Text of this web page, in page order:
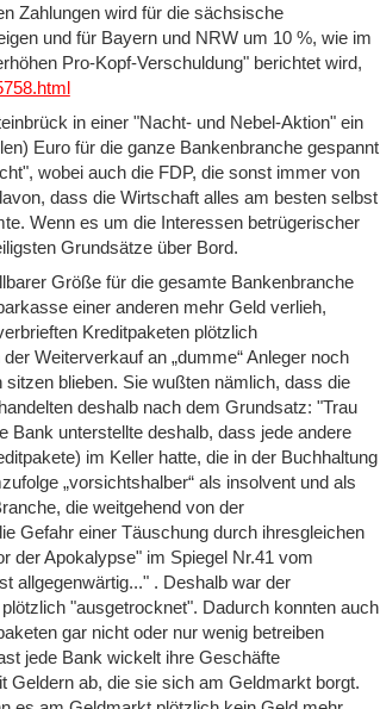
Zahlungen wird für die sächsische
und für Bayern und NRW um 10 %, wie im
Pro-Kopf-Verschuldung" berichtet wird,
in einer "Nacht- und Nebel-Aktion" ein
Euro für die ganze Bankenbranche gespannt
wobei auch die FDP, die sonst immer von
dass die Wirtschaft alles am besten selbst
Wenn es um die Interessen betrügerischer
Grundsätze über Bord.
Größe für die gesamte Bankenbranche
einer anderen mehr Geld verlieh,
Kreditpaketen plötzlich
Weiterverkauf an „dumme“ Anleger noch
blieben. Sie wußten nämlich, dass die
deshalb nach dem Grundsatz: "Trau
Bank unterstellte deshalb, dass jede andere
im Keller hatte, die in der Buchhaltung
„vorsichtshalber“ als insolvent und als
die weitgehend von der
Gefahr einer Täuschung durch ihresgleichen
der Apokalypse" im Spiegel Nr.41 vom
allgegenwärtig..." . Deshalb war der
"ausgetrocknet". Dadurch konnten auch
gar nicht oder nur wenig betreiben
jede Bank wickelt ihre Geschäfte
Geldern ab, die sie sich am Geldmarkt borgt.